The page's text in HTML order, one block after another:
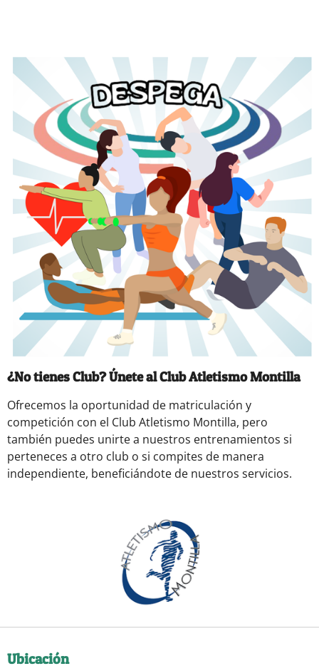
¿No tienes Club? Únete al Club Atletismo Montilla
Ofrecemos la oportunidad de matriculación y
competición con el Club Atletismo Montilla, pero
también puedes unirte a nuestros entrenamientos si
perteneces a otro club o si compites de manera
independiente, beneficiándote de nuestros servicios.
Ubicación